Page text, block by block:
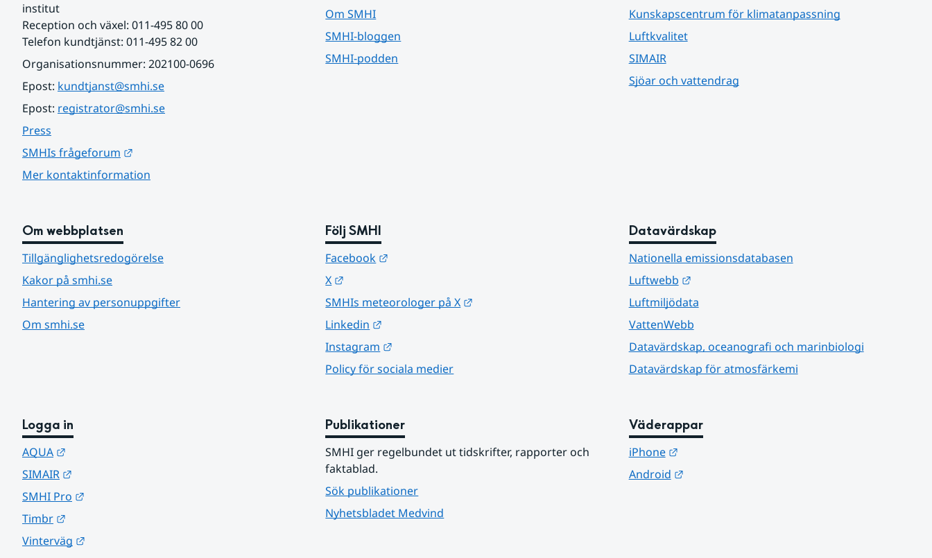
institut
Reception och växel: 011-495 80 00
Telefon kundtjänst: 011-495 82 00
Organisationsnummer: 202100-0696
Epost: kundtjanst@smhi.se
Epost: registrator@smhi.se
Press
SMHIs frågeforum
Mer kontaktinformation
Om SMHI
SMHI-bloggen
SMHI-podden
Kunskapscentrum för klimatanpassning
Luftkvalitet
SIMAIR
Sjöar och vattendrag
Om webbplatsen
Tillgänglighetsredogörelse
Kakor på smhi.se
Hantering av personuppgifter
Om smhi.se
Följ SMHI
Facebook
X
SMHIs meteorologer på X
Linkedin
Instagram
Policy för sociala medier
Datavärdskap
Nationella emissionsdatabasen
Luftwebb
Länk till annan webbplats.
Luftmiljödata
VattenWebb
Datavärdskap, oceanografi och marinbiologi
Datavärdskap för atmosfärkemi
Logga in
AQUA
SIMAIR
SMHI Pro
Timbr
Vinterväg
Publikationer
SMHI ger regelbundet ut tidskrifter, rapporter och
faktablad.
Sök publikationer
Nyhetsbladet Medvind
Väderappar
iPhone
Länk till annan webbplats.
Android
Länk till annan webbplats.